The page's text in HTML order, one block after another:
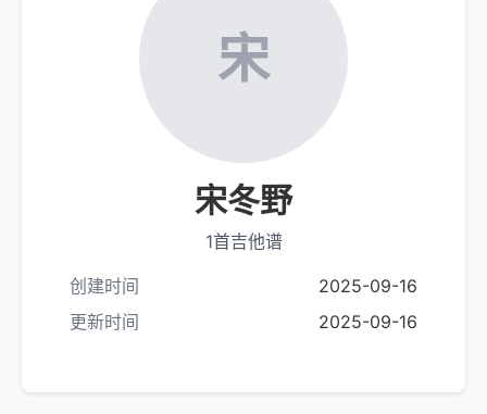
宋
宋冬野
1首吉他谱
创建时间
2025-09-16
更新时间
2025-09-16